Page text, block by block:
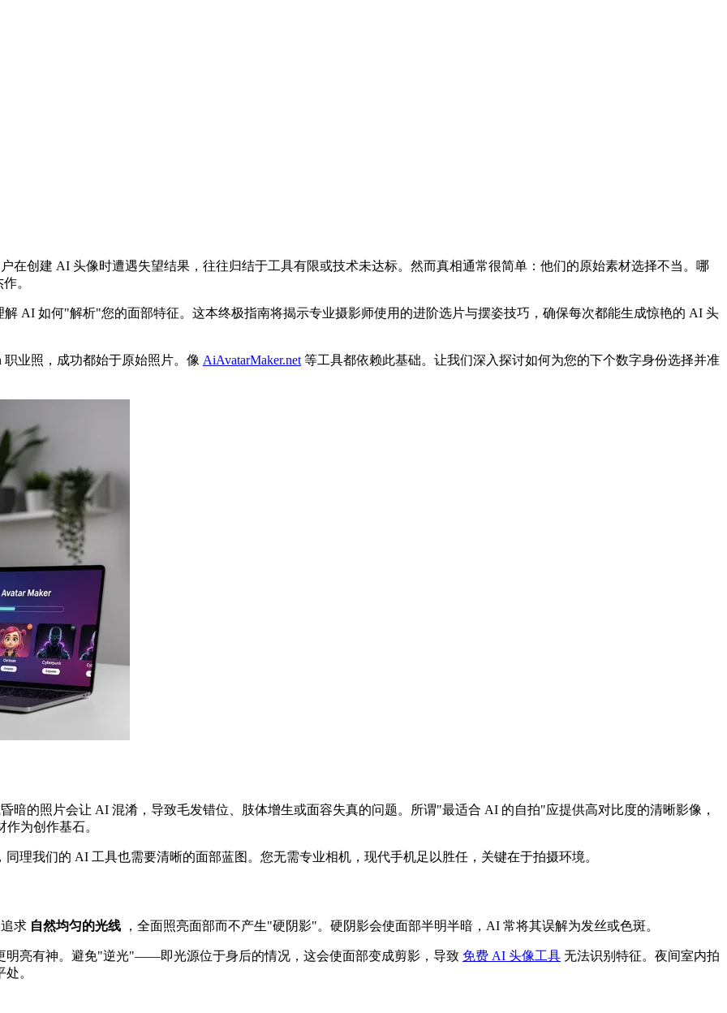
在创建 AI 头像时遭遇失望结果，往往归结于工具有限或技术未达标。然而真相通常很简单：他们的原始素材选择不当。哪
。
AI 如何"解析"您的面部特征。这本终极指南将揭示专业摄影师使用的进阶选片与摆姿技巧，确保每次都能生成惊艳的 AI 头
业照，成功都始于原始照片。像 AiAvatarMaker.net等工具都依赖此基础。让我们深入探讨如何为您的下个数字身份选择并准
暗的照片会让 AI 混淆，导致毛发错位、肢体增生或面容失真的问题。所谓"最适合 AI 的自拍"应提供高对比度的清晰影像，
为创作基石。
我们的 AI 工具也需要清晰的面部蓝图。您无需专业相机，现代手机足以胜任，关键在于拍摄环境。
求 自然均匀的光线 ，全面照亮面部而不产生"硬阴影"。硬阴影会使面部半明半暗，AI 常将其误解为发丝或色斑。
明亮有神。避免"逆光"——即光源位于身后的情况，这会使面部变成剪影，导致 免费 AI 头像工具 无法识别特征。夜间室内拍
。